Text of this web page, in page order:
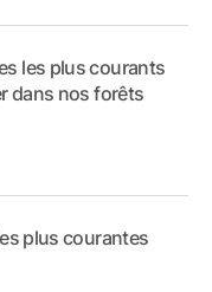
les plus courants
dans nos forêts
plus courantes